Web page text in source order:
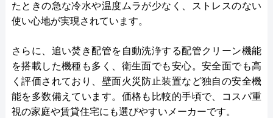
たときの急な冷水や温度ムラが少なく、ストレスのない
使い心地が実現されています。
さらに、追い焚き配管を自動洗浄する配管クリーン機能
を搭載した機種も多く、衛生面でも安心。安全面でも高
く評価されており、壁面火災防止装置など独自の安全機
能を多数備えています。価格も比較的手頃で、コスパ重
視の家庭や賃貸住宅にも選びやすいメーカーです。